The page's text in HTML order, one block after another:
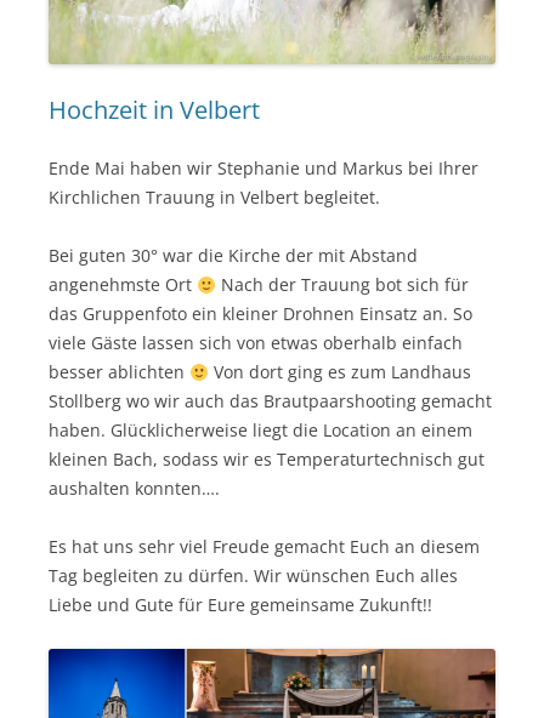
Hochzeit in Velbert
Ende Mai haben wir Stephanie und Markus bei Ihrer
Kirchlichen Trauung in Velbert begleitet.
Bei guten 30° war die Kirche der mit Abstand
angenehmste Ort
Nach der Trauung bot sich für
das Gruppenfoto ein kleiner Drohnen Einsatz an. So
viele Gäste lassen sich von etwas oberhalb einfach
besser ablichten
Von dort ging es zum Landhaus
Stollberg wo wir auch das Brautpaarshooting gemacht
haben. Glücklicherweise liegt die Location an einem
kleinen Bach, sodass wir es Temperaturtechnisch gut
aushalten konnten….
Es hat uns sehr viel Freude gemacht Euch an diesem
Tag begleiten zu dürfen. Wir wünschen Euch alles
Liebe und Gute für Eure gemeinsame Zukunft!!